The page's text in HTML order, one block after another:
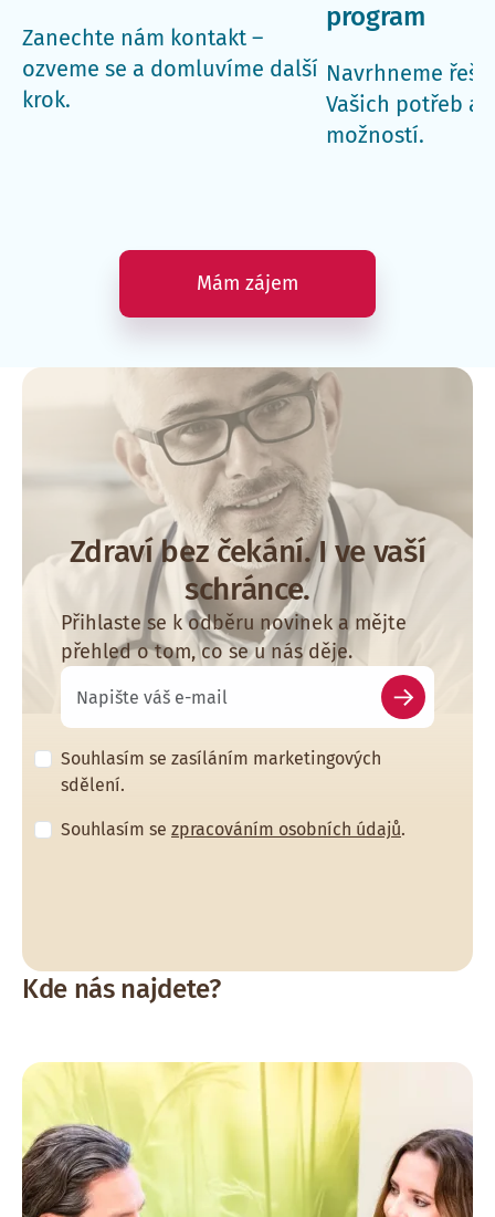
Zanechte nám kontakt –
ozveme se a domluvíme další
krok.
program
Navrhneme
Vašich potřeb a
možností.
Mám zájem
Zdraví bez čekání. I ve vaší
schránce.
Přihlaste se k odběru novinek a mějte
přehled o tom, co se u nás děje.
Souhlasím se zasíláním marketingových
sdělení.
Souhlasím se zpracováním osobních údajů.
Kde nás najdete?